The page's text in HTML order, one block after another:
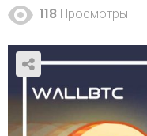
118 Просмотры